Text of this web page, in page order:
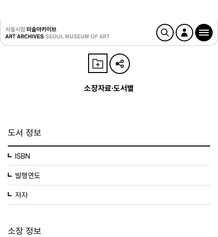
소장자료·도서별
도서 정보
ISBN
발행연도
저자
소장 정보